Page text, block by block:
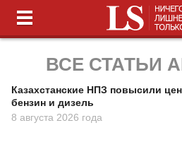
ВСЕ СТАТЬИ
Казахстанские НПЗ повысили
бензин и дизель
8 августа 2026 года